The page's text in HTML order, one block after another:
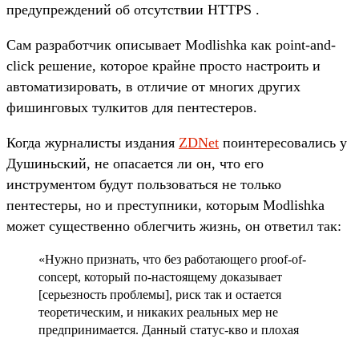
предупреждений об отсутствии HTTPS .
Сам разработчик описывает Modlishka как point-and-
click решение, которое крайне просто настроить и
автоматизировать, в отличие от многих других
фишинговых тулкитов для пентестеров.
Когда журналисты издания ZDNet поинтересовались у
Душиньский, не опасается ли он, что его
инструментом будут пользоваться не только
пентестеры, но и преступники, которым Modlishka
может существенно облегчить жизнь, он ответил так:
«Нужно признать, что без работающего proof-of-
concept, который по-настоящему доказывает
[серьезность проблемы], риск так и остается
теоретическим, и никаких реальных мер не
предпринимается. Данный статус-кво и плохая